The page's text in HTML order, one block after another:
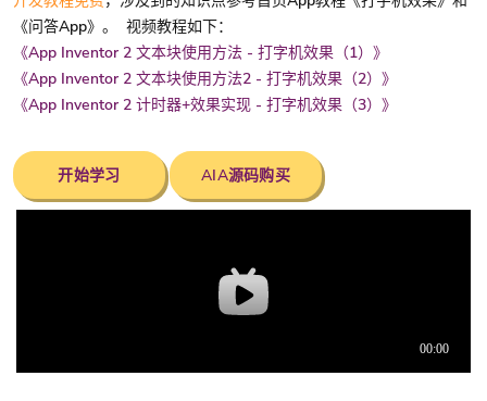
《问答App》。 视频教程如下：
《App Inventor 2 文本块使用方法 - 打字机效果（1）》
《App Inventor 2 文本块使用方法2 - 打字机效果（2）》
《App Inventor 2 计时器+效果实现 - 打字机效果（3）》
开始学习 AIA源码购买